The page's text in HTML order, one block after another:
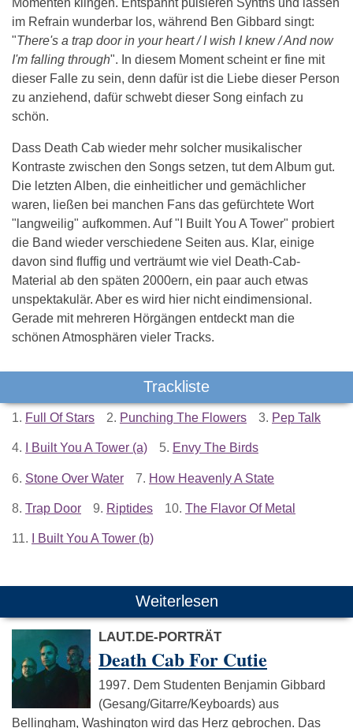
Momenten klingen. Entspannt pulsieren Synths und lassen
im Refrain wunderbar los, während Ben Gibbard singt:
"There's a trap door in your heart / I wish I knew / And now
I'm falling through". In diesem Moment scheint er fine mit
dieser Falle zu sein, denn dafür ist die Liebe dieser Person
zu anziehend, dafür schwebt dieser Song einfach zu
schön.
Dass Death Cab wieder mehr solcher musikalischer
Kontraste zwischen den Songs setzen, tut dem Album gut.
Die letzten Alben, die einheitlicher und gemächlicher
waren, ließen bei manchen Fans das gefürchtete Wort
"langweilig" aufkommen. Auf "I Built You A Tower" probiert
die Band wieder verschiedene Seiten aus. Klar, einige
davon sind fluffig und verträumt wie viel Death-Cab-
Material ab den späten 2000ern, ein paar auch etwas
unspektakulär. Aber es wird hier nicht eindimensional.
Gerade mit mehreren Hörgängen entdeckt man die
schönen Atmosphären vieler Tracks.
Trackliste
1. Full Of Stars 2. Punching The Flowers 3. Pep Talk
4. I Built You A Tower (a) 5. Envy The Birds
6. Stone Over Water 7. How Heavenly A State
8. Trap Door 9. Riptides 10. The Flavor Of Metal
11. I Built You A Tower (b)
Weiterlesen
LAUT.DE-PORTRÄT
Death Cab For Cutie
1997. Dem Studenten Benjamin Gibbard
(Gesang/Gitarre/Keyboards) aus
Bellingham, Washington wird das Herz gebrochen. Das